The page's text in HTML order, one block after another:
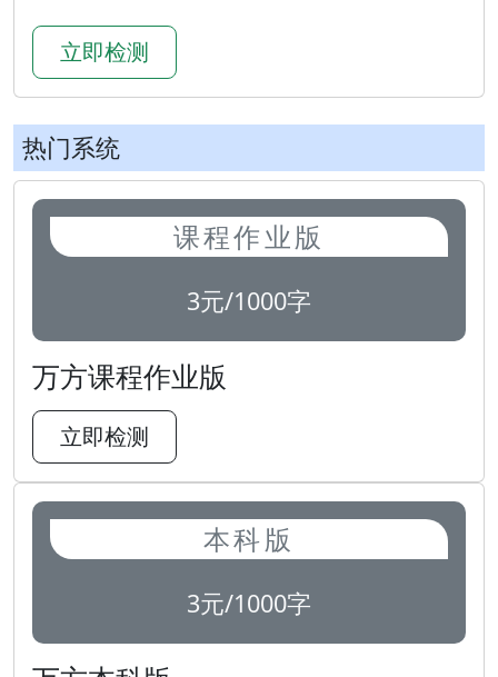
立即检测
热门系统
课程作业版
3元/1000字
万方课程作业版
立即检测
本科版
3元/1000字